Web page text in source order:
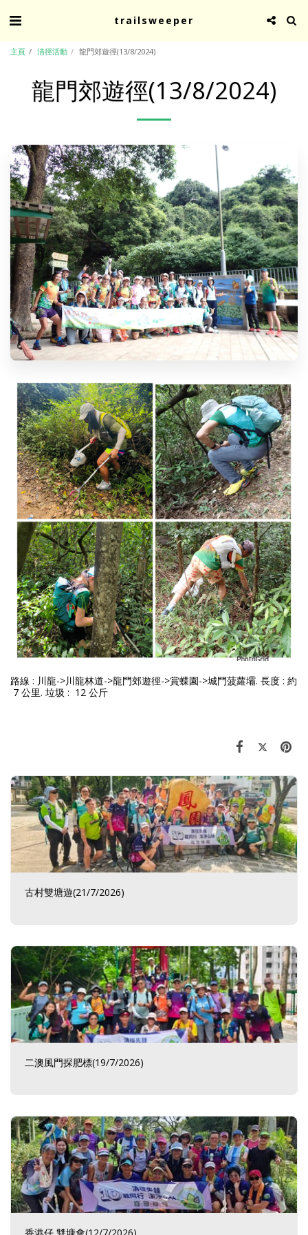
trailsweeper
主頁 清徑活動 龍門郊遊徑(13/8/2024)
龍門郊遊徑(13/8/2024)
路線 : 川龍->川龍林道->龍門郊遊徑->賞蝶園->城門菠蘿壩. 長度 : 約
7 公里. 垃圾 : 12 公斤
古村雙塘遊(21/7/2026)
二澳風門探肥標(19/7/2026)